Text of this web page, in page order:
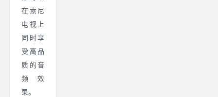
在索尼
电视上
同时享
受高品
质的音
频效
果。